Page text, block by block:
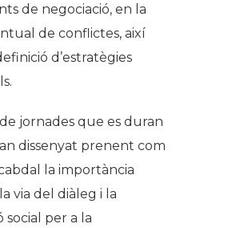
de negociació, en la
de conflictes, així
d’estratègies
jornades que es duran
dissenyat prenent com
la importància
via del diàleg i la
social per a la